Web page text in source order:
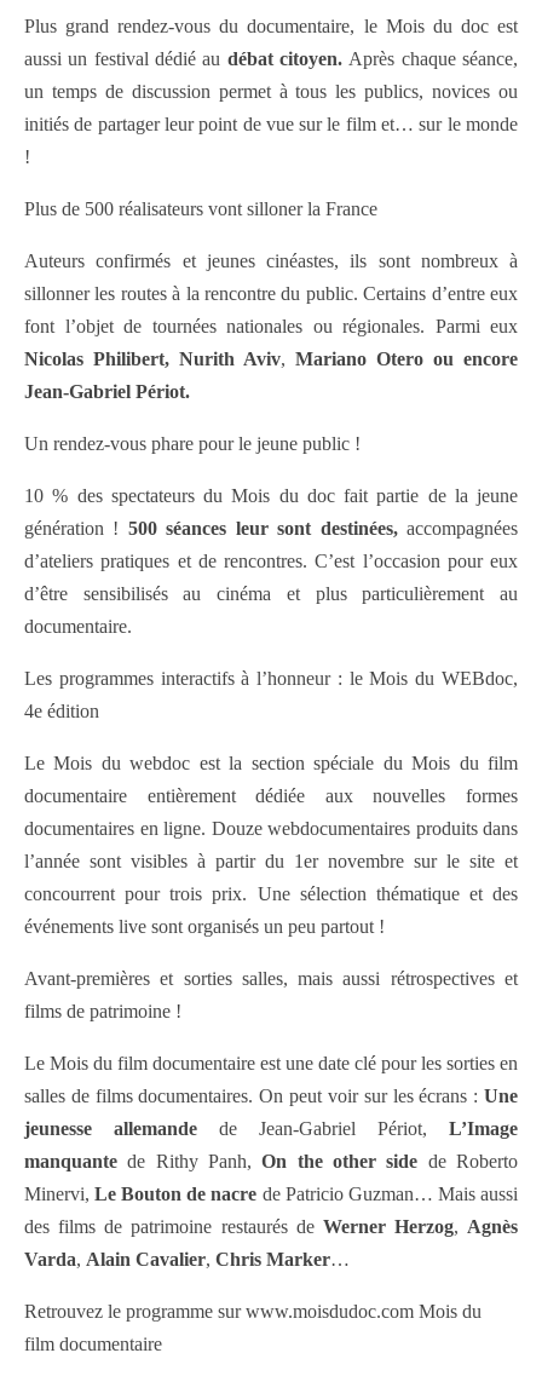
Plus grand rendez-vous du documentaire, le Mois du doc est
aussi un festival dédié au débat citoyen.Après chaque séance,
un temps de discussion permet à tous les publics, novices ou
initiés de partager leur point de vue sur le film et… sur le monde
!
Plus de 500 réalisateurs vont silloner la France
Auteurs confirmés et jeunes cinéastes, ils sont nombreux à
sillonner les routes à la rencontre du public. Certains d’entre eux
font l’objet de tournées nationales ou régionales. Parmi eux
Nicolas Philibert, Nurith Aviv, Mariano Otero ou encore
Jean-Gabriel Périot.
Un rendez-vous phare pour le jeune public !
10 % des spectateurs du Mois du doc fait partie de la jeune
génération ! 500 séances leur sont destinées,accompagnées
d’ateliers pratiques et de rencontres. C’est l’occasion pour eux
d’être sensibilisés au cinéma et plus particulièrement au
documentaire.
Les programmes interactifs à l’honneur : le Mois du WEBdoc,
4e édition
Le Mois du webdoc est la section spéciale du Mois du film
documentaire entièrement dédiée aux nouvelles formes
documentaires en ligne. Douze webdocumentaires produits dans
l’année sont visibles à partir du 1er novembre sur le site et
concourrent pour trois prix. Une sélection thématique et des
événements live sont organisés un peu partout !
Avant-premières et sorties salles, mais aussi rétrospectives et
films de patrimoine !
Le Mois du film documentaire est une date clé pour les sorties en
salles de films documentaires. On peut voir sur les écrans : Une
jeunesse allemande de Jean-Gabriel Périot, L’Image
manquantede Rithy Panh,On the other side de Roberto
Minervi,Le Bouton de nacre de Patricio Guzman… Mais aussi
des films de patrimoine restaurés de Werner Herzog, Agnès
Varda, Alain Cavalier, Chris Marker…
Retrouvez le programme sur www.moisdudoc.com Mois du
film documentaire